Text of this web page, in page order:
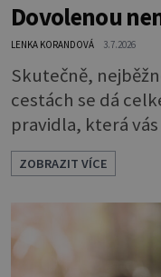
Dovolenou
LENKA KORANDOVÁ 3.7.2026
Skutečně,
cestách se dá
pravidla, která
Riziko na talíři
průjmů vyvolávají
se mohou dostat
zeleninou a při
přípravě a výdeji
zeleninového
ZOBRAZIT VÍCE